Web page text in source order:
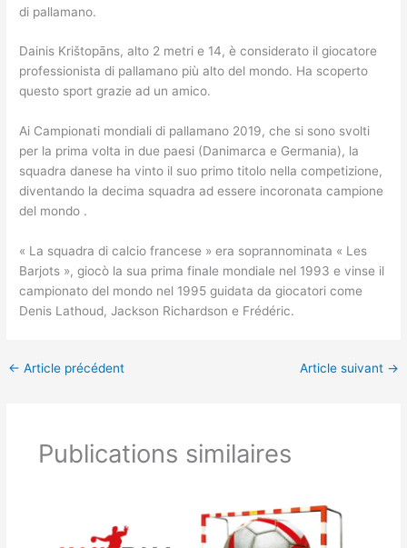
di pallamano.
Dainis Krištopāns, alto 2 metri e 14, è considerato il giocatore
professionista di pallamano più alto del mondo. Ha scoperto
questo sport grazie ad un amico.
Ai Campionati mondiali di pallamano 2019, che si sono svolti
per la prima volta in due paesi (Danimarca e Germania), la
squadra danese ha vinto il suo primo titolo nella competizione,
diventando la decima squadra ad essere incoronata campione
del mondo .
« La squadra di calcio francese » era soprannominata « Les
Barjots », giocò la sua prima finale mondiale nel 1993 e vinse il
campionato del mondo nel 1995 guidata da giocatori come
Denis Lathoud, Jackson Richardson e Frédéric.
← Article précédent Article suivant →
Publications similaires